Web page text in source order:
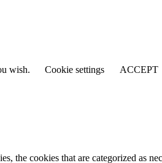
wish. Cookie settings ACCEPT
cookies that are categorized as